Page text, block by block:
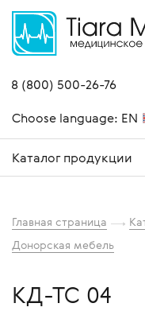
8 (800) 500-26-76
Choose language: EN
Каталог продукции
Главная страница
Донорская мебель
КД-ТС 04